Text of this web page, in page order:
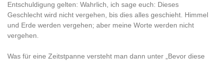
Entschuldigung gelten: Wahrlich, ich sage euch: Dieses
Geschlecht wird nicht vergehen, bis dies alles geschieht. Himmel
und Erde werden vergehen; aber meine Worte werden nicht
vergehen.
Was für eine Zeitstpanne versteht man dann unter „Bevor diese